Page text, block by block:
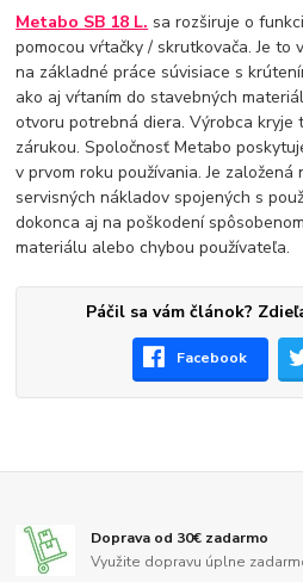
Metabo SB 18 L. sa rozširuje o
pomocou vŕtačky / skrutkovača. Je to
na základné práce súvisiace s
ako aj vŕtaním do stavebných
otvoru potrebná diera. Výrobca kryje
zárukou. Spoločnosť Metabo
v prvom roku používania. Je
servisných nákladov spojených s
dokonca aj na poškodení
materiálu alebo chybou používateľa.
Páčil sa vám článok?
Facebook
Doprava od 30€ zadarmo
Využite dopravu úplne